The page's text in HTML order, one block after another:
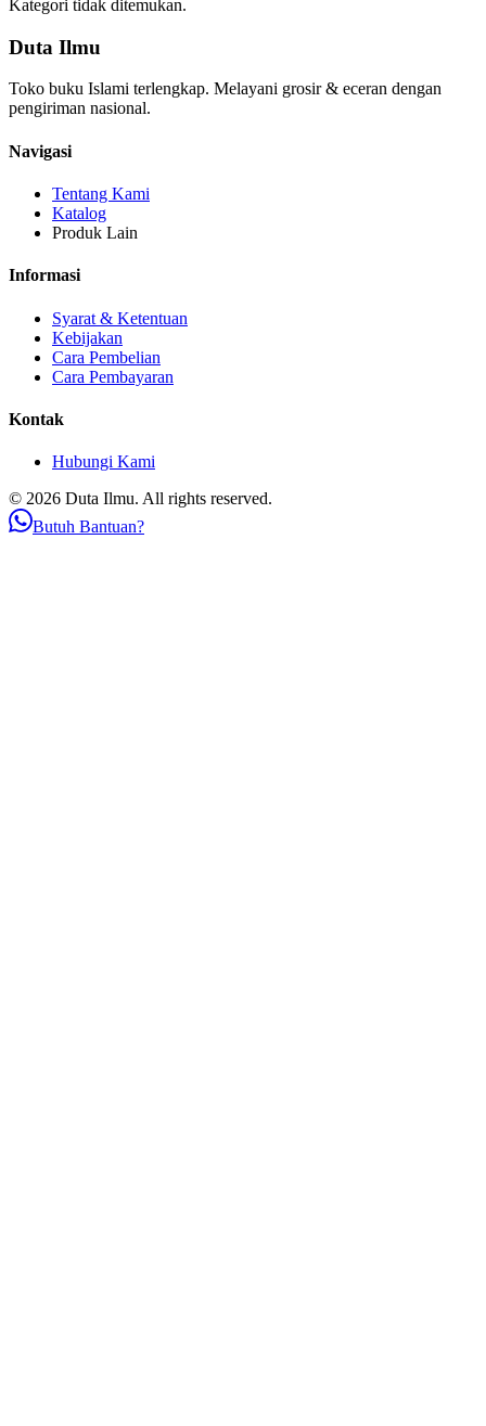
Kategori tidak ditemukan.
Duta Ilmu
Toko buku Islami terlengkap. Melayani grosir & eceran dengan
pengiriman nasional.
Navigasi
Tentang Kami
Katalog
Produk Lain
Informasi
Syarat & Ketentuan
Kebijakan
Cara Pembelian
Cara Pembayaran
Kontak
Hubungi Kami
© 2026 Duta Ilmu. All rights reserved.
Butuh Bantuan?